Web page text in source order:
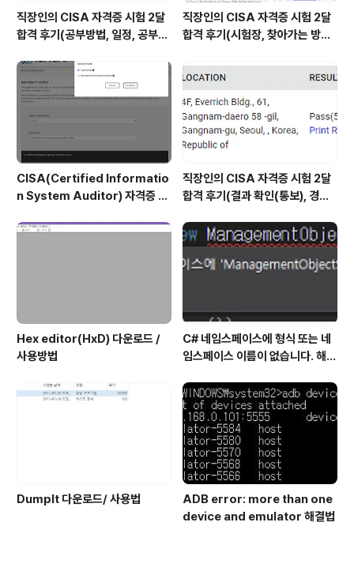
직장인의 CISA 자격증 시험 2달
합격 후기(공부방법, 일정, 공부시
직장인의 CISA 자격증 시험 2달
합격 후기(시험장, 찾아가는 방법,
CISA(Certified Informatio
n System Auditor) 자격증 시
험 일정 확인(23년)
직장인의 CISA 자격증 시험 2달
합격 후기(결과 확인(통보), 경력
Hex editor(HxD) 다운로드 /
사용방법
C# 네임스페이스에 형식 또는 네
임스페이스 이름이 없습니다. 해결
DumpIt 다운로드/ 사용법
ADB error: more than one
device and emulator 해결법